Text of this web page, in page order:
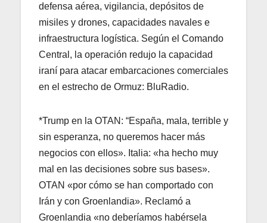
defensa aérea, vigilancia, depósitos de
misiles y drones, capacidades navales e
infraestructura logística. Según el Comando
Central, la operación redujo la capacidad
iraní para atacar embarcaciones comerciales
en el estrecho de Ormuz: BluRadio.
*Trump en la OTAN: “España, mala, terrible y
sin esperanza, no queremos hacer más
negocios con ellos». Italia: «ha hecho muy
mal en las decisiones sobre sus bases».
OTAN «por cómo se han comportado con
Irán y con Groenlandia». Reclamó a
Groenlandia «no deberíamos habérsela